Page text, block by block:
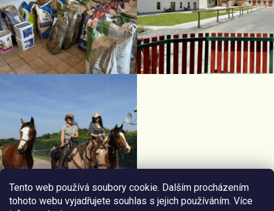
Tento web používá soubory cookie. Dalším procházením
tohoto webu vyjadřujete souhlas s jejich používáním. Více